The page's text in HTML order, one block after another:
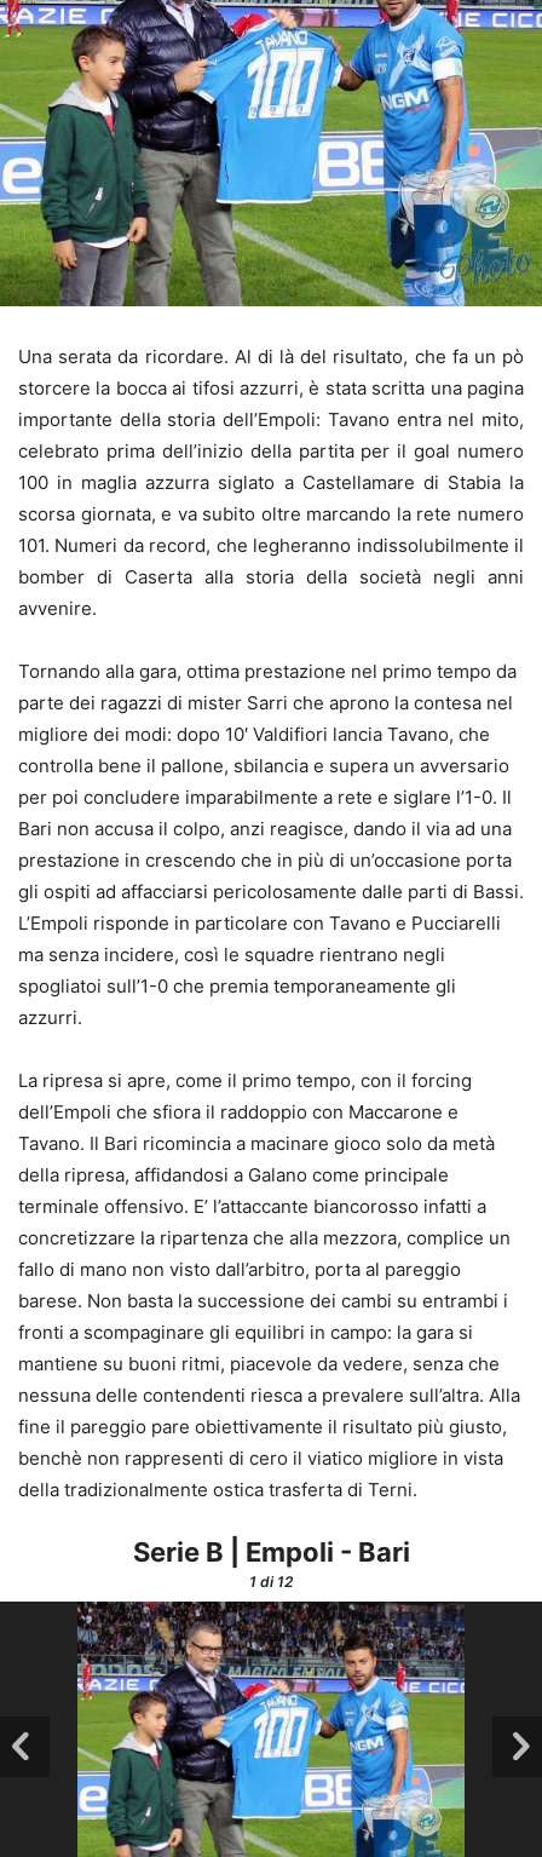
Una serata da ricordare. Al di là del risultato, che fa un pò
storcere la bocca ai tifosi azzurri, è stata scritta una pagina
importante della storia dell’Empoli: Tavano entra nel mito,
celebrato prima dell’inizio della partita per il goal numero
100 in maglia azzurra siglato a Castellamare di Stabia la
scorsa giornata, e va subito oltre marcando la rete numero
101. Numeri da record, che legheranno indissolubilmente il
bomber di Caserta alla storia della società negli anni
avvenire.
Tornando alla gara, ottima prestazione nel primo tempo da
parte dei ragazzi di mister Sarri che aprono la contesa nel
migliore dei modi: dopo 10′ Valdifiori lancia Tavano, che
controlla bene il pallone, sbilancia e supera un avversario
per poi concludere imparabilmente a rete e siglare l’1-0. Il
Bari non accusa il colpo, anzi reagisce, dando il via ad una
prestazione in crescendo che in più di un’occasione porta
gli ospiti ad affacciarsi pericolosamente dalle parti di Bassi.
L’Empoli risponde in particolare con Tavano e Pucciarelli
ma senza incidere, così le squadre rientrano negli
spogliatoi sull’1-0 che premia temporaneamente gli
azzurri.
La ripresa si apre, come il primo tempo, con il forcing
dell’Empoli che sfiora il raddoppio con Maccarone e
Tavano. Il Bari ricomincia a macinare gioco solo da metà
della ripresa, affidandosi a Galano come principale
terminale offensivo. E’ l’attaccante biancorosso infatti a
concretizzare la ripartenza che alla mezzora, complice un
fallo di mano non visto dall’arbitro, porta al pareggio
barese. Non basta la successione dei cambi su entrambi i
fronti a scompaginare gli equilibri in campo: la gara si
mantiene su buoni ritmi, piacevole da vedere, senza che
nessuna delle contendenti riesca a prevalere sull’altra. Alla
fine il pareggio pare obiettivamente il risultato più giusto,
benchè non rappresenti di cero il viatico migliore in vista
della tradizionalmente ostica trasferta di Terni.
Serie B | Empoli - Bari
1 di 12